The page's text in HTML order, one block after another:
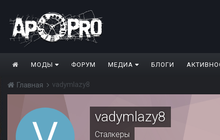
МОДЫ ФОРУМ МЕДИА БЛОГИ
Главная vadymlazy8
vadymlazy8
Сталкеры